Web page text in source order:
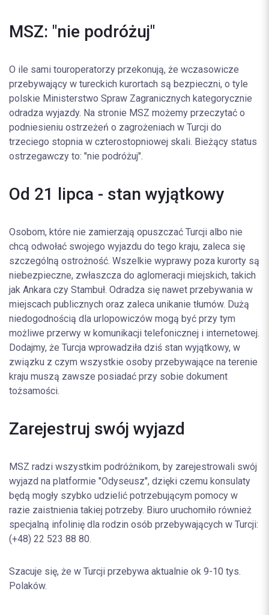
MSZ: "nie podróżuj"
O ile sami touroperatorzy przekonują, że wczasowicze
przebywający w tureckich kurortach są bezpieczni, o tyle
polskie Ministerstwo Spraw Zagranicznych kategorycznie
odradza wyjazdy. Na stronie MSZ możemy przeczytać o
podniesieniu ostrzeżeń o zagrożeniach w Turcji do
trzeciego stopnia w czterostopniowej skali. Bieżący status
ostrzegawczy to: "nie podróżuj".
Od 21 lipca - stan wyjątkowy
Osobom, które nie zamierzają opuszczać Turcji albo nie
chcą odwołać swojego wyjazdu do tego kraju, zaleca się
szczególną ostrożność. Wszelkie wyprawy poza kurorty są
niebezpieczne, zwłaszcza do aglomeracji miejskich, takich
jak Ankara czy Stambuł. Odradza się nawet przebywania w
miejscach publicznych oraz zaleca unikanie tłumów. Dużą
niedogodnością dla urlopowiczów mogą być przy tym
możliwe przerwy w komunikacji telefonicznej i internetowej.
Dodajmy, że Turcja wprowadziła dziś stan wyjątkowy, w
związku z czym wszystkie osoby przebywające na terenie
kraju muszą zawsze posiadać przy sobie dokument
tożsamości.
Zarejestruj swój wyjazd
MSZ radzi wszystkim podróżnikom, by zarejestrowali swój
wyjazd na platformie "Odyseusz", dzięki czemu konsulaty
będą mogły szybko udzielić potrzebującym pomocy w
razie zaistnienia takiej potrzeby. Biuro uruchomiło również
specjalną infolinię dla rodzin osób przebywających w Turcji:
(+48) 22 523 88 80.
Szacuje się, że w Turcji przebywa aktualnie ok 9-10 tys.
Polaków.